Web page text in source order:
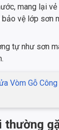
mang lại
vệ lớp sơn
tự như sơn
Vòm Gỗ
thường